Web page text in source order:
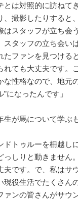
とは対照的に訪ねて
、撮影したりすると
はスタッフが立ち会
スタッフの立ち会い
たファンを見つける
れても大丈夫です。
な性格なので、地元
”になったんです」
が馬について学ぶ
ドトゥルーを柵越し
っしりと動きません
夫です。で、私はサ
現役生活でたくさん
ァンの皆さんがサウ